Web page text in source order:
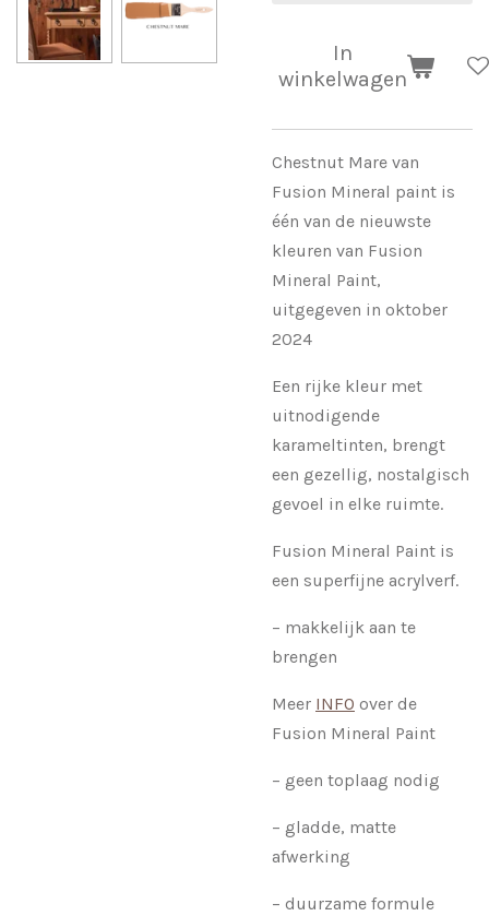
In
winkelwagen
Chestnut Mare van
Fusion Mineral paint is
één van de nieuwste
kleuren van Fusion
Mineral Paint,
uitgegeven in oktober
2024
Een rijke kleur met
uitnodigende
karameltinten, brengt
een gezellig, nostalgisch
gevoel in elke ruimte.
Fusion Mineral Paint is
een superfijne acrylverf.
– makkelijk aan te
brengen
Meer INFO over de
Fusion Mineral Paint
– geen toplaag nodig
– gladde, matte
afwerking
– duurzame formule